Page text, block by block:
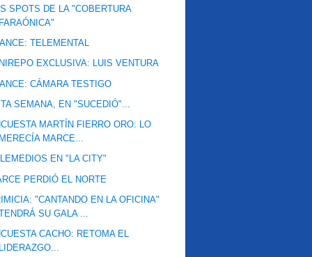
SPOTS DE LA "COBERTURA
TELEMENTAL
EXCLUSIVA: LUIS VENTURA
CÁMARA TESTIGO
SEMANA, EN "SUCEDIÓ"...
MARTÍN FIERRO ORO: LO
MARCE...
EN "LA CITY"
PERDIÓ EL NORTE
"CANTANDO EN LA OFICINA"
SU GALA ...
CACHO: RETOMA EL